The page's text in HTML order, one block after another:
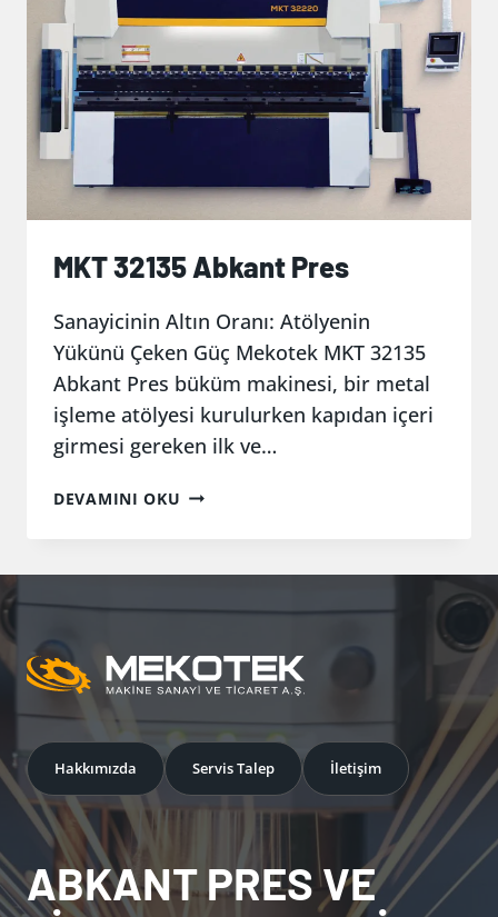
MKT 32135 Abkant Pres
Sanayicinin Altın Oranı: Atölyenin
Yükünü Çeken Güç Mekotek MKT 32135
Abkant Pres büküm makinesi, bir metal
işleme atölyesi kurulurken kapıdan içeri
girmesi gereken ilk ve…
DEVAMINI OKU MKT
PRES
Hakkımızda Servis Talep İletişim
ABKANT PRES VE